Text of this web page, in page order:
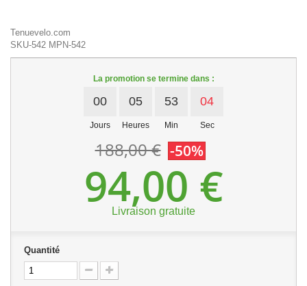
Tenuevelo.com
SKU-542 MPN-542
La promotion se termine dans :
00
Jours
05
Heures
53
Min
04
Sec
188,00 € -50%
94,00 €
Livraison gratuite
Quantité